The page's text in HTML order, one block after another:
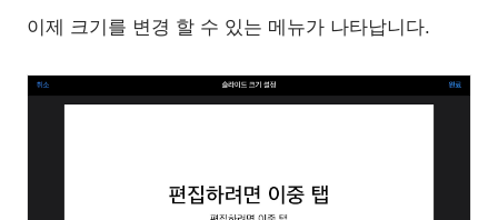
이제 크기를 변경 할 수 있는 메뉴가 나타납니다.